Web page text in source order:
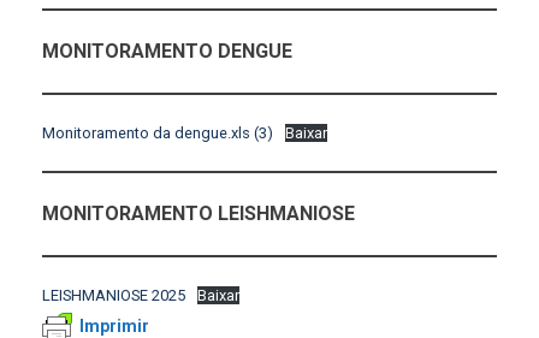
MONITORAMENTO DENGUE
Monitoramento da dengue.xls (3) Baixar
MONITORAMENTO LEISHMANIOSE
LEISHMANIOSE 2025 Baixar
Imprimir